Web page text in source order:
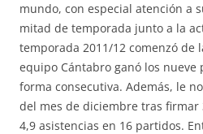
mundo, con especial atención a
mitad de temporada junto a la
temporada 2011/12 comenzó de
equipo Cántabro ganó los
forma consecutiva. Además, le
del mes de diciembre tras firmar
4,9 asistencias en 16 partidos.